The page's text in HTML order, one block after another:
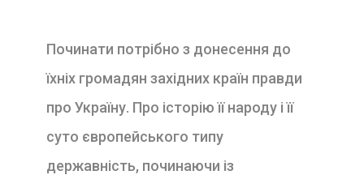
Починати потрібно з донесення до
їхніх громадян західних країн правди
про Україну. Про історію її народу і її
суто європейського типу
державність, починаючи із